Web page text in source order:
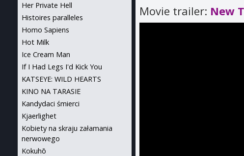
Movie trailer: New
Her Private Hell
Histoires paralleles
Homo Sapiens
Hot Milk
Ice Cream Man
If I Had Legs I'd Kick You
KATSEYE: WILD HEARTS
KINO NA TARASIE
Kandydaci śmierci
Kjaerlighet
Kobiety na skraju załamania
nerwowego
Kokuhō